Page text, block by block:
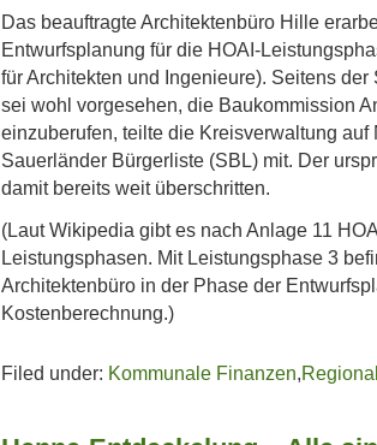
Das beauftragte Architektenbüro Hille
Entwurfsplanung für die HOAI-
für Architekten und Ingenieure). Seitens
sei wohl vorgesehen, die Baukommission
einzuberufen, teilte die Kreisverwaltung auf
Sauerländer Bürgerliste (SBL) mit. Der
damit bereits weit überschritten.
(Laut Wikipedia gibt es nach Anlage 11
Leistungsphasen. Mit Leistungsphase 3
Architektenbüro in der Phase der
Kostenberechnung.)
Filed under: Kommunale Finanzen,